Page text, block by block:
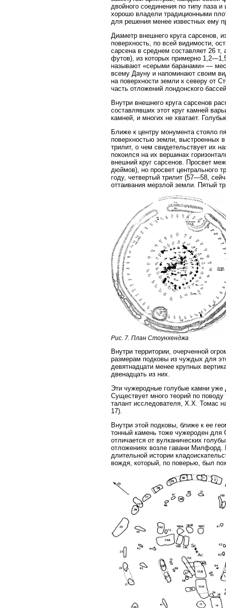
двойного соединения по типу паза
хорошо владели традиционными
для решения менее известных ему
Диаметр внешнего круга сарсенов,
поверхность, по всей видимости,
сарсена в среднем составляет 26
футов), из которых примерно
называют «серыми баранами» —
всему Дауну и напоминают своим
на поверхности земли к северу от
часть отложений лондонского
Внутри внешнего круга сарсенов
составлявших этот круг камней
камней, и многих не хватает.
Ближе к центру монумента стояло
поверхностью земли, выстроенных
трилит, о чем свидетельствует их
покоился на их вершинах
внешний круг сарсенов. Просвет
дюймов), но просвет центрального
году, четвертый трилит (57—58,
оттаивания мерзлой земли. Пятый
Рис. 7. План Стоунхенджа
Внутри территории, очерченной
размерам подковы из чуждых для
девятнадцати менее крупных
двенадцать из них.
Эти чужеродные голубые камни
Существует много теорий по
талант исследователя, Х.Х. Томас
17).
Внутри этой подковы, ближе к ее
тонный камень тоже чужероден
отличается от вулканических
отложениях возле гавани Милфорд.
длительной истории
вождя, который, по поверью, был